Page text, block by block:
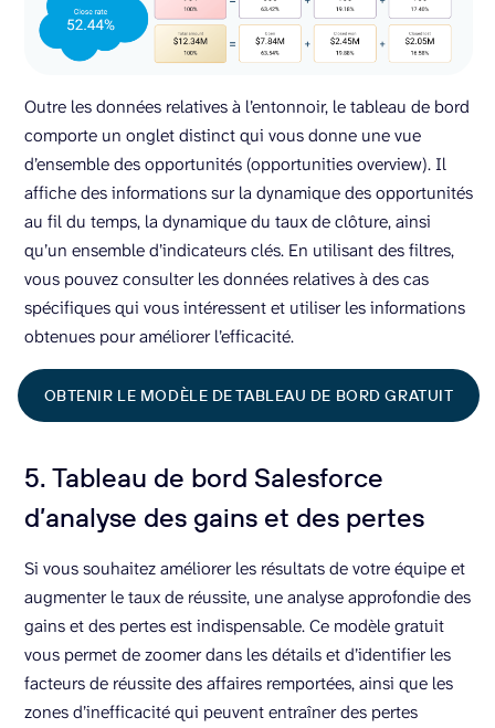
Outre les données relatives à l’entonnoir, le tableau de bord
comporte un onglet distinct qui vous donne une vue
d’ensemble des opportunités (opportunities overview). Il
affiche des informations sur la dynamique des opportunités
au fil du temps, la dynamique du taux de clôture, ainsi
qu’un ensemble d’indicateurs clés. En utilisant des filtres,
vous pouvez consulter les données relatives à des cas
spécifiques qui vous intéressent et utiliser les informations
obtenues pour améliorer l’efficacité.
OBTENIR LE MODÈLE DE TABLEAU DE BORD GRATUIT
5. Tableau de bord Salesforce
d’analyse des gains et des pertes
Si vous souhaitez améliorer les résultats de votre équipe et
augmenter le taux de réussite, une analyse approfondie des
gains et des pertes est indispensable. Ce modèle gratuit
vous permet de zoomer dans les détails et d’identifier les
facteurs de réussite des affaires remportées, ainsi que les
zones d’inefficacité qui peuvent entraîner des pertes